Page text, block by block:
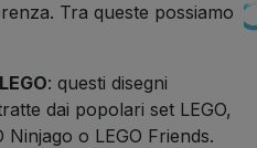
Tra queste possiamo
: questi disegni
dai popolari set LEGO,
Ninjago o LEGO Friends.